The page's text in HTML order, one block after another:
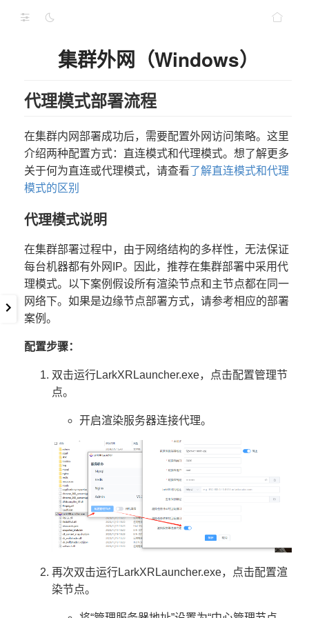
集群外网（Windows）
代理模式部署流程
在集群内网部署成功后，需要配置外网访问策略。这里
介绍两种配置方式：直连模式和代理模式。想了解更多
关于何为直连或代理模式，请查看了解直连模式和代理
模式的区别
代理模式说明
在集群部署过程中，由于网络结构的多样性，无法保证
每台机器都有外网IP。因此，推荐在集群部署中采用代
理模式。以下案例假设所有渲染节点和主节点都在同一
网络下。如果是边缘节点部署方式，请参考相应的部署
案例。
配置步骤：
双击运行LarkXRLauncher.exe，点击配置管理节
点。
开启渲染服务器连接代理。
再次双击运行LarkXRLauncher.exe，点击配置渲
染节点。